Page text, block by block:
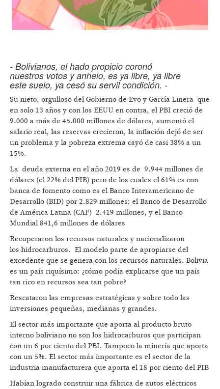
- Bolivianos, el hado propicio coronó
nuestros votos y anhelo, es ya libre, ya libre
este suelo, ya cesó su servil condición. -
Su nieto, orgulloso del Gobierno de Evo y García Linera que
en solo 13 años y con los EEUU en contra, el PBI creció de
9.000 a más de 45.000 millones de dólares, aumentó el
salario real, las reservas crecieron, la inflación dejó de ser
un problema y la pobreza extrema cayó de casi 38% a un
15%.
La deuda externa en el año 2019 es de 9.944 millones de
dólares (el 22% del PIB) pero de los cuales el 61% es con
banca de fomento como es el Banco Interamericano de
Desarrollo (BID) por 2.829 millones; el Banco de Desarrollo
de América Latina (CAF) 2.419 millones, y el Banco
Mundial 841,6 millones de dólares
Recuperaron los recursos naturales y nacionalizaron
los hidrocarburos. El modelo parte de apropiarse del
excedente que se genera con los recursos naturales. Bolivia
es un país riquísimo: ¿cómo podía explicarse que un país
tan rico en recursos sea tan pobre?
Rescataron las empresas estratégicas y sobre todo las
inversiones pequeñas, medianas y grandes.
El sector más importante que aporta al producto bruto
interno boliviano no son los hidrocarburos que participan
con un 6 por ciento del PBI. Tampoco la minería que aporta
con un 5%. El sector más importante es el sector de la
industria manufacturera que aporta el 18 por ciento del PIB
Habían logrado construir una fábrica de autos eléctricos